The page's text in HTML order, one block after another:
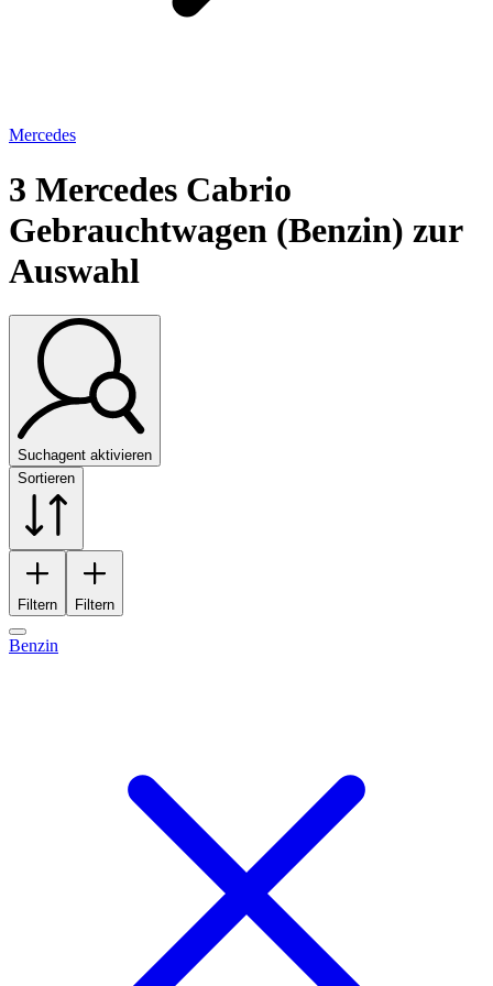
Mercedes
3 Mercedes Cabrio
Gebrauchtwagen (Benzin) zur
Auswahl
Suchagent aktivieren
Sortieren
Filtern Filtern
Benzin